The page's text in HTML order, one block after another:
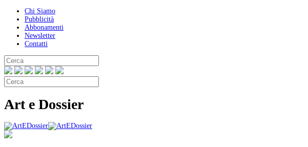
Chi Siamo
Pubblicità
Abbonamenti
Newsletter
Contatti
Art e Dossier